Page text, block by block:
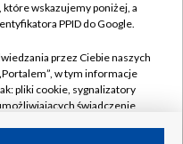
wskazujemy poniżej, a
PPID do Google.
przez Ciebie naszych
w tym informacje
pliki cookie, sygnalizatory
świadczenie